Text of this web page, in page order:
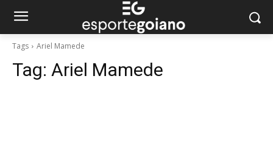
Tags Ariel Mamede
Tag: Ariel Mamede